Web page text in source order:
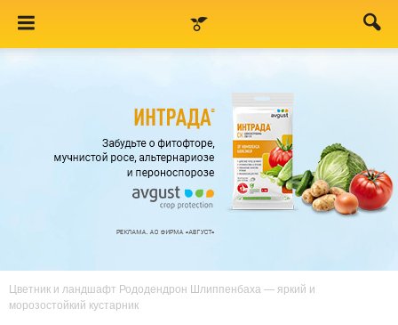
Цветник и ландшафт Рододендрон Шлиппенбаха — яркий и
морозостойкий кустарник